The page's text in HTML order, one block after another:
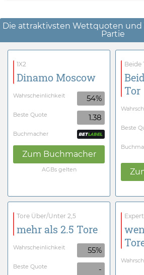
Die attraktivsten Wettquoten und
Partie
1X2
Dinamo Moscow
Wahrscheinlichkeit 54%
Beste Quote 1.38
Buchmacher
Zum Buchmacher
AGBs gelten
Beide
Tor
Beste
Tore Über/Unter 2,5
mehr als 2.5 Tore
Wahrscheinlichkeit 55%
Beste Quote -